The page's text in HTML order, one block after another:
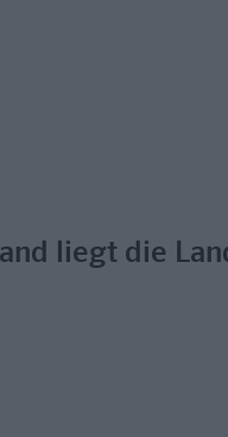
liegt die